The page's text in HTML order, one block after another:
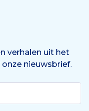
verhalen uit het
onze nieuwsbrief.